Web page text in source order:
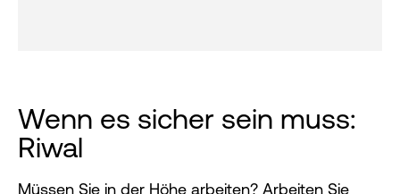
Wenn es sicher sein muss:
Riwal
Müssen Sie in der Höhe arbeiten? Arbeiten Sie